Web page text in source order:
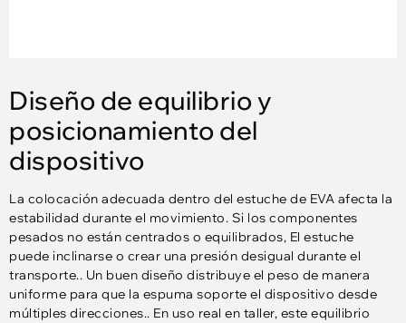
Diseño de equilibrio y
posicionamiento del
dispositivo
La colocación adecuada dentro del estuche de EVA afecta la
estabilidad durante el movimiento. Si los componentes
pesados ​​no están centrados o equilibrados, El estuche
puede inclinarse o crear una presión desigual durante el
transporte.. Un buen diseño distribuye el peso de manera
uniforme para que la espuma soporte el dispositivo desde
múltiples direcciones.. En uso real en taller, este equilibrio